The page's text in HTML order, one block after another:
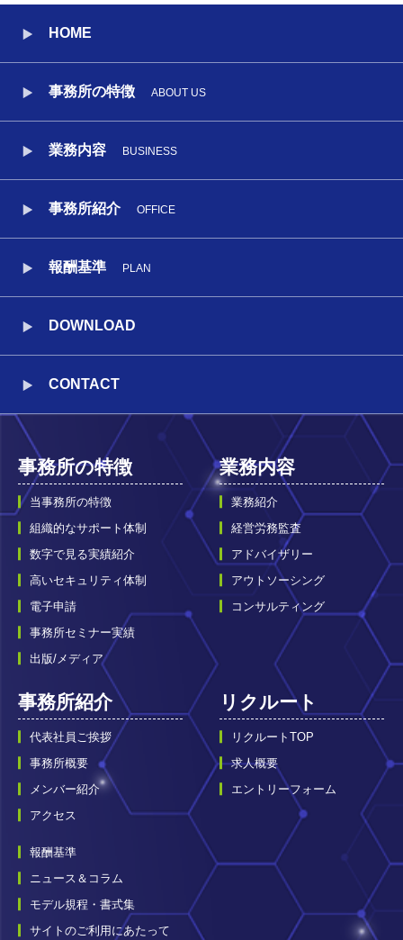
HOME
事務所の特徴 ABOUT US
業務内容 BUSINESS
事務所紹介 OFFICE
報酬基準 PLAN
DOWNLOAD
CONTACT
事務所の特徴
当事務所の特徴
組織的なサポート体制
数字で見る実績紹介
高いセキュリティ体制
電子申請
事務所セミナー実績
出版/メディア
業務内容
業務紹介
経営労務監査
アドバイザリー
アウトソーシング
コンサルティング
事務所紹介
代表社員ご挨拶
事務所概要
メンバー紹介
アクセス
リクルート
リクルートTOP
求人概要
エントリーフォーム
報酬基準
ニュース＆コラム
モデル規程・書式集
サイトのご利用にあたって